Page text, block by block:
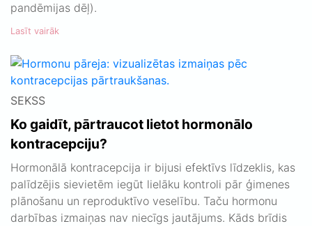
pandēmijas dēļ).
Lasīt vairāk
SEKSS
Ko gaidīt, pārtraucot lietot hormonālo
kontracepciju?
Hormonālā kontracepcija ir bijusi efektīvs līdzeklis, kas
palīdzējis sievietēm iegūt lielāku kontroli pār ģimenes
plānošanu un reproduktīvo veselību. Taču hormonu
darbības izmaiņas nav niecīgs jautājums. Kāds brīdis